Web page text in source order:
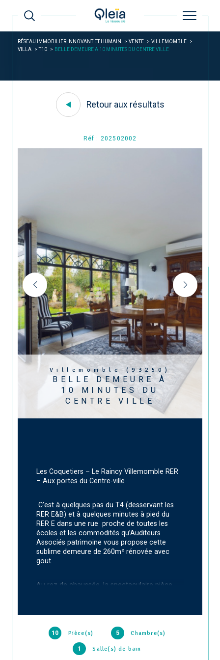
RÉSEAU IMMOBILIER INNOVANT ET HUMAIN VENTE
VILLEMOMBLE
VILLA
T10 BELLE DEMEURE A 10 MINUTES DU CENTRE VILLE
Retour aux résultats
Réf : 202502002
Villemomble (93250)
BELLE DEMEURE À
10 MINUTES DU
CENTRE VILLE
10 Pièce(s) 5 Chambre(s)
1 Salle(s) de bain
Les Coquetiers – Le Raincy Villemomble RER
– Aux portes du Centre-ville
C’est à quelques pas du T4 (desservant les
RER E&B) et à quelques minutes à pied du
RER E dans une rue  proche de toutes les
écoles et les commodités qu’Auditeurs
Associés patrimoine vous propose cette
sublime demeure de 260m² rénovée avec
gout.
Au rez de chaussée, la spectaculaire pièce
équipée haut de gamme et un bureau
supérieurs vous trouverez 5 chambres et
deux salles de bains avec WC. Enfin, une
dépendance attenante actuellement